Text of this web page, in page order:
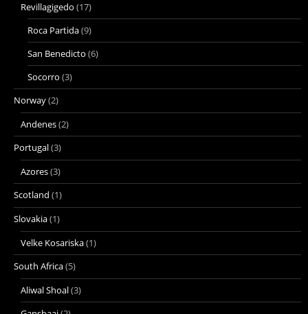
Revillagigedo (17)
Roca Partida(9)
San Benedicto (6)
Socorro (3)
Norway(2)
Andenes(2)
Portugal(3)
Azores(3)
Scotland (1)
Slovakia(1)
Velke Kosariska(1)
South Africa(5)
Aliwal Shoal(3)